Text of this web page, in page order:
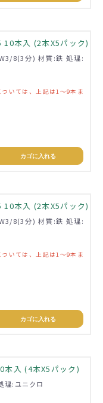
本入 (2本X5パック)
8(3分) 材質:鉄 処理:
いては、上記は1～9本ま
カゴに入れる
本入 (2本X5パック)
8(3分) 材質:鉄 処理:
いては、上記は1～9本ま
カゴに入れる
本入 (4本X5パック)
理:ユニクロ